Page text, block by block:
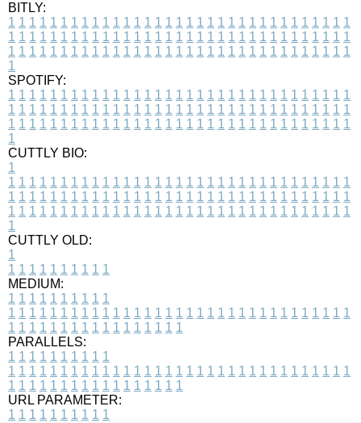
BITLY:
1 1 1 1 1 1 1 1 1 1 1 1 1 1 1 1 1 1 1 1 1 1 1 1 1 1 1 1 1 1 1 1 1
1 1 1 1 1 1 1 1 1 1 1 1 1 1 1 1 1 1 1 1 1 1 1 1 1 1 1 1 1 1 1 1 1
1 1 1 1 1 1 1 1 1 1 1 1 1 1 1 1 1 1 1 1 1 1 1 1 1 1 1 1 1 1 1 1 1
1
SPOTIFY:
1 1 1 1 1 1 1 1 1 1 1 1 1 1 1 1 1 1 1 1 1 1 1 1 1 1 1 1 1 1 1 1 1
1 1 1 1 1 1 1 1 1 1 1 1 1 1 1 1 1 1 1 1 1 1 1 1 1 1 1 1 1 1 1 1 1
1 1 1 1 1 1 1 1 1 1 1 1 1 1 1 1 1 1 1 1 1 1 1 1 1 1 1 1 1 1 1 1 1
1
CUTTLY BIO:
1
1 1 1 1 1 1 1 1 1 1 1 1 1 1 1 1 1 1 1 1 1 1 1 1 1 1 1 1 1 1 1 1 1
1 1 1 1 1 1 1 1 1 1 1 1 1 1 1 1 1 1 1 1 1 1 1 1 1 1 1 1 1 1 1 1 1
1 1 1 1 1 1 1 1 1 1 1 1 1 1 1 1 1 1 1 1 1 1 1 1 1 1 1 1 1 1 1 1 1
1
CUTTLY OLD:
1
1 1 1 1 1 1 1 1 1 1
MEDIUM:
1 1 1 1 1 1 1 1 1 1
1 1 1 1 1 1 1 1 1 1 1 1 1 1 1 1 1 1 1 1 1 1 1 1 1 1 1 1 1 1 1 1 1
1 1 1 1 1 1 1 1 1 1 1 1 1 1 1 1 1
PARALLELS:
1 1 1 1 1 1 1 1 1 1
1 1 1 1 1 1 1 1 1 1 1 1 1 1 1 1 1 1 1 1 1 1 1 1 1 1 1 1 1 1 1 1 1
1 1 1 1 1 1 1 1 1 1 1 1 1 1 1 1 1
URL PARAMETER:
1 1 1 1 1 1 1 1 1 1